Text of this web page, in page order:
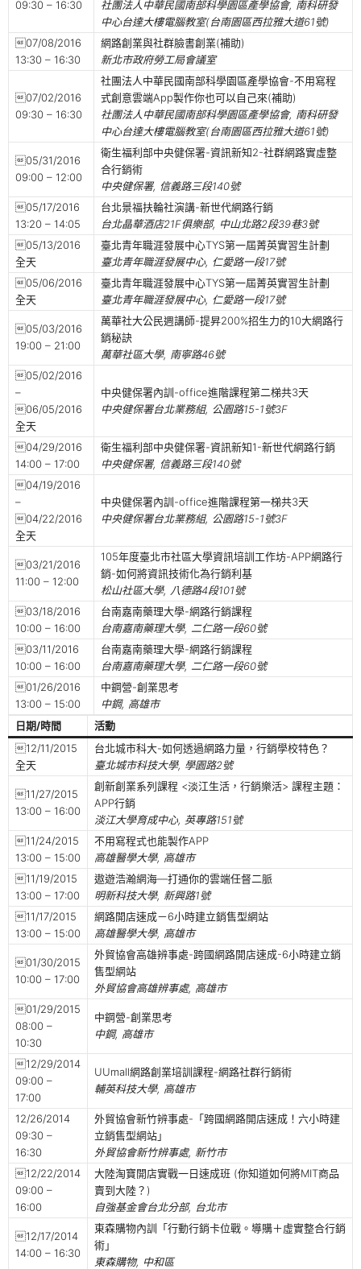
09:30 – 16:30
社團法人中華民國南部科學園區產學協會, 南科研發
中心台達大樓電腦教室(台南園區西拉雅大道61號)
07/08/2016
13:30 – 16:30
網路創業與社群臉書創業(補助)
新北市政府勞工局會議室
07/02/2016
09:30 – 16:30
社團法人中華民國南部科學園區產學協會-不用寫程
式創意雲端App製作你也可以自己來(補助)
社團法人中華民國南部科學園區產學協會, 南科研發
中心台達大樓電腦教室(台南園區西拉雅大道61號)
05/31/2016
09:00 – 12:00
衛生福利部中央健保署-資訊新知2-社群網路實虛整
合行銷術
中央健保署, 信義路三段140號
05/17/2016
13:20 – 14:05
台北景福扶輪社演講-新世代網路行銷
台北晶華酒店21F俱樂部, 中山北路2段39巷3號
05/13/2016
全天
臺北青年職涯發展中心TYS第一屆菁英實習生計劃
臺北青年職涯發展中心, 仁愛路一段17號
05/06/2016
全天
臺北青年職涯發展中心TYS第一屆菁英實習生計劃
臺北青年職涯發展中心, 仁愛路一段17號
05/03/2016
19:00 – 21:00
萬華社大公民週講師-提昇200%招生力的10大網路行
銷秘訣
萬華社區大學, 南寧路46號
05/02/2016
–
06/05/2016
全天
中央健保署內訓-office進階課程第二梯共3天
中央健保署台北業務組, 公園路15-1號3F
04/29/2016
14:00 – 17:00
衛生福利部中央健保署-資訊新知1-新世代網路行銷
中央健保署, 信義路三段140號
04/19/2016
–
04/22/2016
全天
中央健保署內訓-office進階課程第一梯共3天
中央健保署台北業務組, 公園路15-1號3F
03/21/2016
11:00 – 12:00
105年度臺北市社區大學資訊培訓工作坊-APP網路行
銷-如何將資訊技術化為行銷利基
松山社區大學, 八德路4段101號
03/18/2016
10:00 – 16:00
台南嘉南藥理大學-網路行銷課程
台南嘉南藥理大學, 二仁路一段60號
03/11/2016
10:00 – 16:00
台南嘉南藥理大學-網路行銷課程
台南嘉南藥理大學, 二仁路一段60號
01/26/2016
13:00 – 15:00
中鋼營-創業思考
中鋼, 高雄市
日期/時間
活動
12/11/2015
全天
台北城市科大-如何透過網路力量，行銷學校特色？
臺北城市科技大學, 學園路2號
11/27/2015
13:00 – 16:00
創新創業系列課程 <淡江生活，行銷樂活> 課程主題：
APP行銷
淡江大學育成中心, 英專路151號
11/24/2015
13:00 – 15:00
不用寫程式也能製作APP
高雄醫學大學, 高雄市
11/19/2015
13:00 – 17:00
遨遊浩瀚網海—打通你的雲端任督二脈
明新科技大學, 新興路1號
11/17/2015
13:00 – 15:00
網路開店速成－6小時建立銷售型網站
高雄醫學大學, 高雄市
01/30/2015
10:00 – 17:00
外貿協會高雄辨事處-跨國網路開店速成-6小時建立銷
售型網站
外貿協會高雄辨事處, 高雄市
01/29/2015
08:00 –
10:30
中鋼營-創業思考
中鋼, 高雄市
12/29/2014
09:00 –
17:00
UUmall網路創業培訓課程-網路社群行銷術
輔英科技大學, 高雄市
12/26/2014
09:30 –
16:30
外貿協會新竹辨事處-「跨國網路開店速成！六小時建
立銷售型網站」
外貿協會新竹辨事處, 新竹市
12/22/2014
09:00 –
16:00
大陸淘寶開店實戰一日速成班 (你知道如何將MIT商品
賣到大陸？)
自強基金會台北分部, 台北市
12/17/2014
14:00 – 16:30
東森購物內訓「行動行銷卡位戰。導購＋虛實整合行銷
術」
東森購物, 中和區